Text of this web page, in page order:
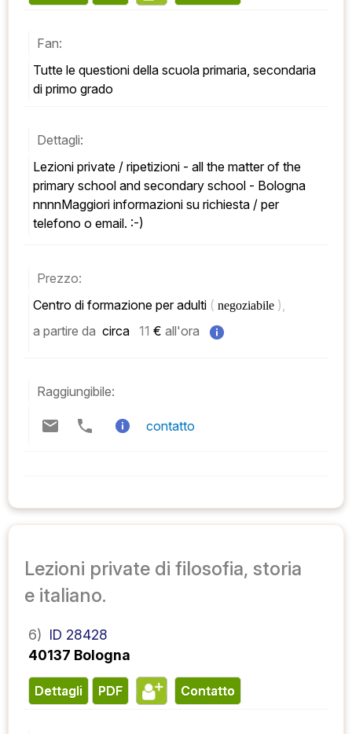
Fan:
Tutte le questioni della scuola primaria, secondaria
di primo grado
Dettagli:
Lezioni private / ripetizioni - all the matter of the
primary school and secondary school - Bologna
nnnnMaggiori informazioni su richiesta / per
telefono o email. :-)
Prezzo:
Centro di formazione per adulti ( negoziabile ),
a partire da circa 11 € all'ora
Raggiungibile:
contatto
Lezioni private di filosofia, storia
e italiano.
6) ID 28428
40137 Bologna
Dettagli PDF contatto